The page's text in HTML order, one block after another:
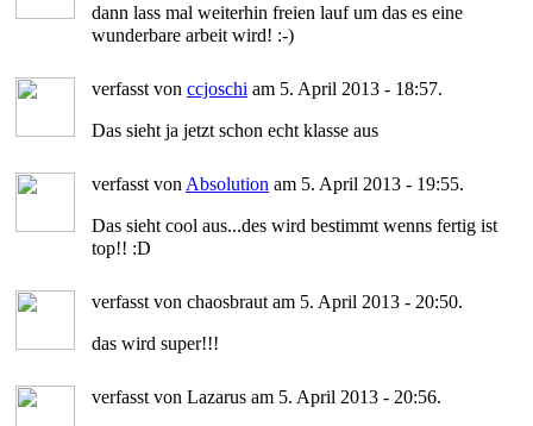
dann lass mal weiterhin freien lauf um das es eine
wunderbare arbeit wird! :-)
verfasst von ccjoschi am 5. April 2013 - 18:57.
Das sieht ja jetzt schon echt klasse aus
verfasst von Absolution am 5. April 2013 - 19:55.
Das sieht cool aus...des wird bestimmt wenns fertig ist
top!! :D
verfasst von chaosbraut am 5. April 2013 - 20:50.
das wird super!!!
verfasst von Lazarus am 5. April 2013 - 20:56.